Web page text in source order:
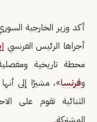
أكد وزير الخارجية
أجراها الرئيس الفرنسي
محطة تاريخية
وفرنسا»، مشيرًا إلى
الثنائية تقوم على
المشتركة.